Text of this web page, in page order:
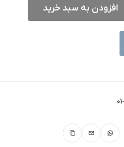
افزودن به سبد خرید